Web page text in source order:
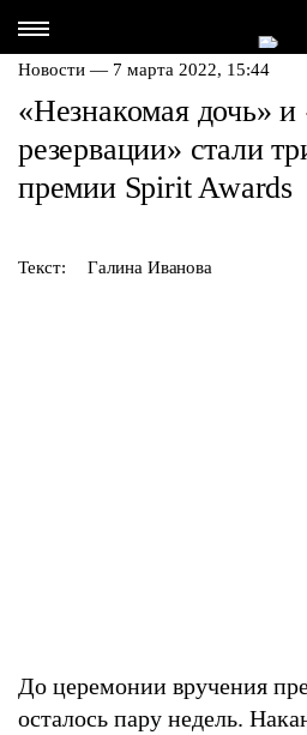
Новости — 7 марта 2022, 15:44
«Незнакомая дочь»
резервации» стали
премии Spirit Awards
Текст: Галина Иванова
До церемонии вручения
осталось пару недель.